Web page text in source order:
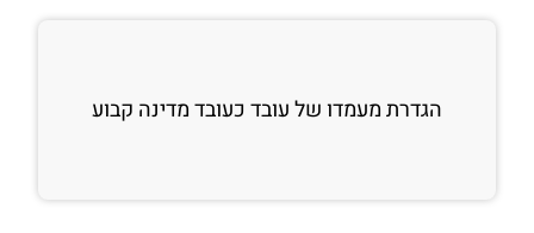
הגדרת מעמדו של עובד כעובד מדינה קבוע